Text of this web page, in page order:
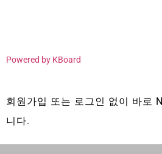
Powered by KBoard
회원가입 또는 로그인 없이 바로
니다.